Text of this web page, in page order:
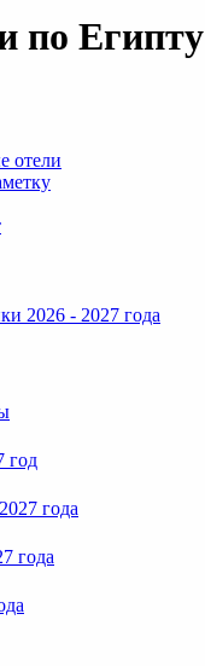
по Египту
отели
2026 - 2027 года
год
года
года